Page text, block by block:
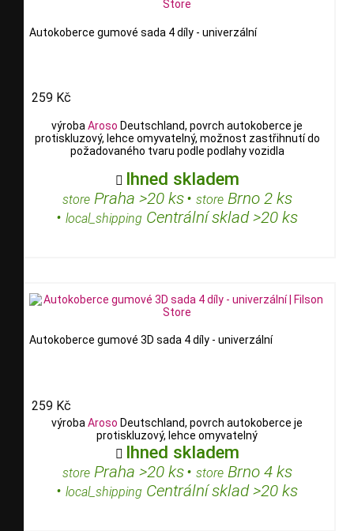
Autokoberce gumové sada 4 díly - univerzální
259 Kč
výroba Aroso Deutschland, povrch autokoberce je
protiskluzový, lehce omyvatelný, možnost zastřihnutí do
požadovaného tvaru podle podlahy vozidla
 Ihned skladem
storePraha >20 ks• storeBrno 2 ks
• local_shipping Centrální sklad >20 ks
Autokoberce gumové 3D sada 4 díly - univerzální
259 Kč
výroba Aroso Deutschland, povrch autokoberce je
protiskluzový, lehce omyvatelný
 Ihned skladem
storePraha >20 ks• storeBrno 4 ks
• local_shipping Centrální sklad >20 ks